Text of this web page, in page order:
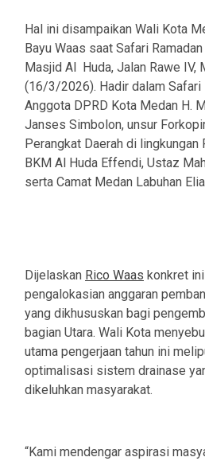
Hal ini disampaikan Wali Kota
Bayu Waas saat Safari
Masjid Al Huda, Jalan Rawe IV,
(16/3/2026). Hadir dalam Safari
Anggota DPRD Kota Medan H.
Janses Simbolon, unsur
Perangkat Daerah di
BKM Al Huda Effendi, Ustaz
serta Camat Medan Labuhan
Dijelaskan Rico Waas konkret
pengalokasian anggaran
yang dikhususkan bagi
bagian Utara. Wali Kota
utama pengerjaan tahun ini
optimalisasi sistem drainase
dikeluhkan masyarakat.
“Kami mendengar aspirasi